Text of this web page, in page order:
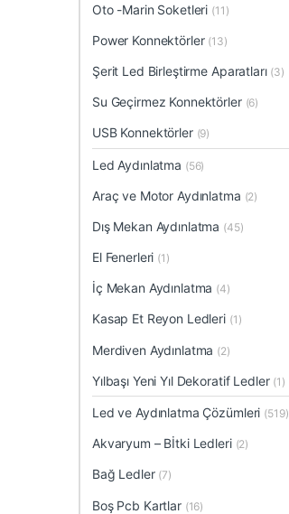
Oto -Marin Soketleri (11)
Power Konnektörler (13)
Şerit Led Birleştirme Aparatları (3)
Su Geçirmez Konnektörler (6)
USB Konnektörler (9)
Led Aydınlatma (56)
Araç ve Motor Aydınlatma (2)
Dış Mekan Aydınlatma (45)
El Fenerleri (1)
İç Mekan Aydınlatma (4)
Kasap Et Reyon Ledleri (1)
Merdiven Aydınlatma (2)
Yılbaşı Yeni Yıl Dekoratif Ledler (1)
Led ve Aydınlatma Çözümleri (519)
Akvaryum – Bİtki Ledleri (2)
Bağ Ledler (7)
Boş Pcb Kartlar (16)